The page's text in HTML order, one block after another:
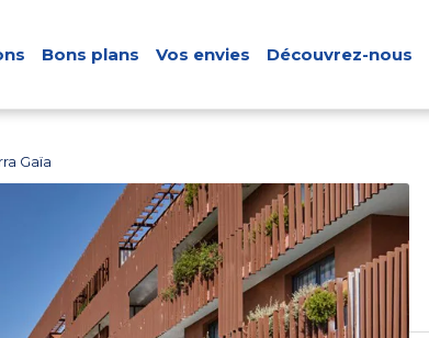
Bons plans Vos envies Découvrez-nous
Gaïa